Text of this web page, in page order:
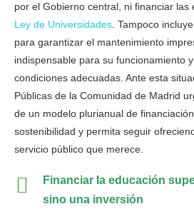
por el Gobierno central, ni financiar las
Ley de Universidades . Tampoco
para garantizar el mantenimiento
indispensable para su funcionamiento
condiciones adecuadas. Ante esta
Públicas de la Comunidad de Madrid
de un modelo plurianual de
sostenibilidad y permita seguir
servicio público que merece.
Financiar la educación
sino una inversión